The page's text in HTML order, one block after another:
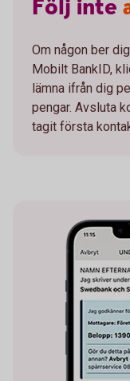
Följ inte
Om någon ber
Mobilt BankID,
lämna ifrån dig
pengar. Avsluta
tagit första